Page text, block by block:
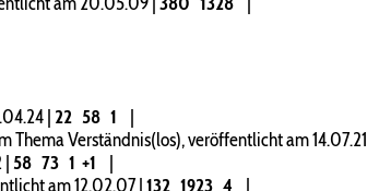
| 22 58 1
|
Thema Verständnis(los), veröffentlicht am 14.07.21
| 58 73 1 +1
|
am 12.02.07|132 1923 4
|